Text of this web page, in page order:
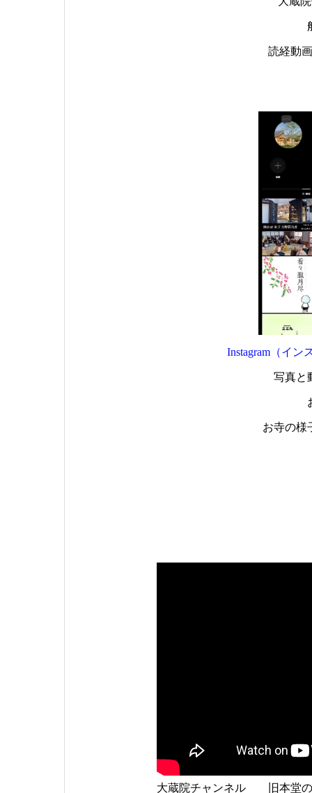
読経動
Instagram（イン
写真と
お寺の様
大蔵院チャンネル 旧本堂